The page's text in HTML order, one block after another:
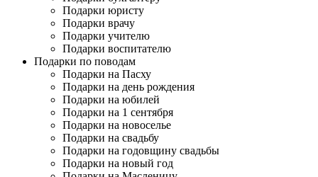
Подарки юристу
Подарки врачу
Подарки учителю
Подарки воспитателю
Подарки по поводам
Подарки на Пасху
Подарки на день рождения
Подарки на юбилей
Подарки на 1 сентября
Подарки на новоселье
Подарки на свадьбу
Подарки на годовщину свадьбы
Подарки на новый год